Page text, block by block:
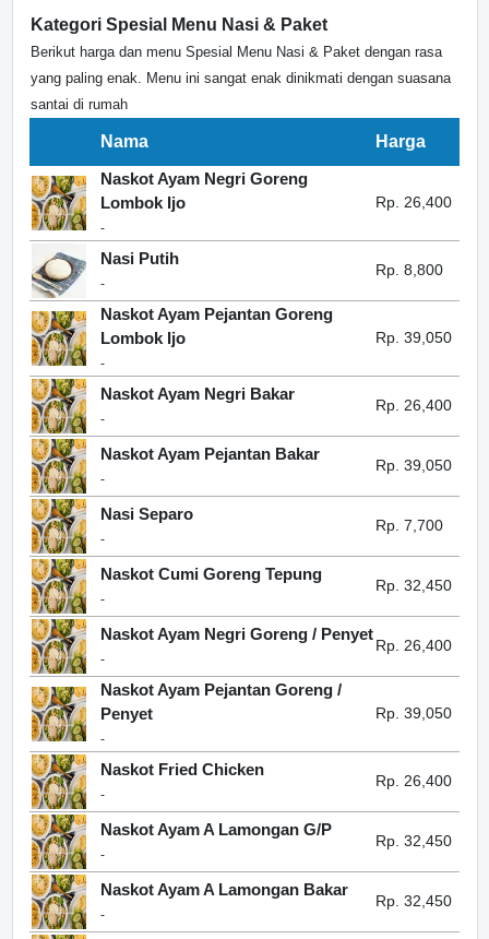
Kategori Spesial Menu Nasi & Paket
Berikut harga dan menu Spesial Menu Nasi & Paket dengan rasa
yang paling enak. Menu ini sangat enak dinikmati dengan suasana
santai di rumah
Nama
Harga
Naskot Ayam Negri Goreng
Lombok Ijo
-
Rp. 26,400
Nasi Putih
-
Rp. 8,800
Naskot Ayam Pejantan Goreng
Lombok Ijo
-
Rp. 39,050
Naskot Ayam Negri Bakar
-
Rp. 26,400
Naskot Ayam Pejantan Bakar
-
Rp. 39,050
Nasi Separo
-
Rp. 7,700
Naskot Cumi Goreng Tepung
-
Rp. 32,450
Naskot Ayam Negri Goreng / Penyet
-
Rp. 26,400
Naskot Ayam Pejantan Goreng /
Penyet
-
Rp. 39,050
Naskot Fried Chicken
-
Rp. 26,400
Naskot Ayam A Lamongan G/P
-
Rp. 32,450
Naskot Ayam A Lamongan Bakar
-
Rp. 32,450